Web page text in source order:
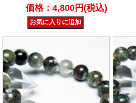
価格：4,800円(税込)